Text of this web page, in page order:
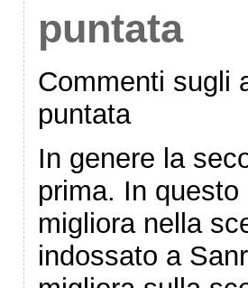
puntata
Commenti sugli
puntata
In genere la
prima. In
migliora nella
indossato a